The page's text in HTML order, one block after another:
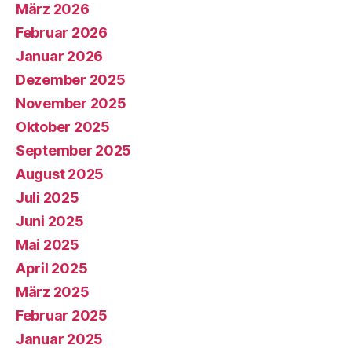
März 2026
Februar 2026
Januar 2026
Dezember 2025
November 2025
Oktober 2025
September 2025
August 2025
Juli 2025
Juni 2025
Mai 2025
April 2025
März 2025
Februar 2025
Januar 2025